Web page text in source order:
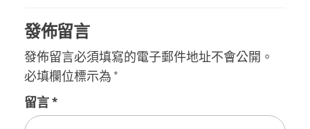
發佈留言
發佈留言必須填寫的電子郵件地址不會公開。
必填欄位標示為 *
留言*